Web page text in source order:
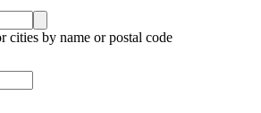
cities by name or postal code